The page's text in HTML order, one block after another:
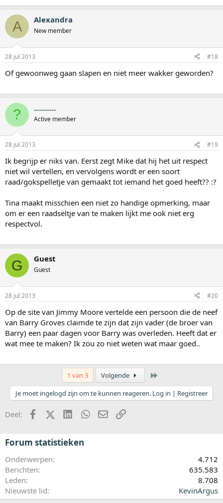
A Alexandra
New member
28 jul 2013 #18
Of gewoonweg gaan slapen en niet meer wakker geworden?
? ...........
Active member
28 jul 2013 #19
Ik begrijp er niks van. Eerst zegt Mike dat hij het uit respect
niet wil vertellen, en vervolgens wordt er een soort
raad/gokspelletje van gemaakt tot iemand het goed heeft?? :?
Tina maakt misschien een niet zo handige opmerking, maar
om er een raadseltje van te maken lijkt me ook niet erg
respectvol.
G Guest
Guest
28 jul 2013 #20
Op de site van Jimmy Moore vertelde een persoon die de neef
van Barry Groves claimde te zijn dat zijn vader (de broer van
Barry) een paar dagen voor Barry was overleden. Heeft dat er
wat mee te maken? Ik zou zo niet weten wat maar goed..
1 van 3 Volgende
Je moet ingelogd zijn om te kunnen reageren. Log in | Registreer
Deel: FacebookX (Twitter)LinkedInWhatsApp
E-mailkoppeling
Forum statistieken
Onderwerpen
4.712
Berichten
635.583
Leden
8.708
Nieuwste lid
KevinArgus